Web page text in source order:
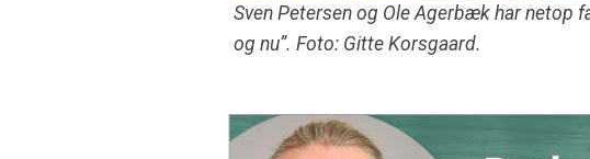
Sven Petersen og Ole Agerbæk har
og nu”. Foto: Gitte Korsgaard.